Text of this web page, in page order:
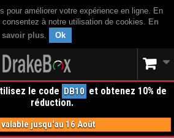
pour améliorer votre expérience en ligne. En
à notre utilisation de cookies. En
savoir plus. Ok
le code DB10 et obtenez 10% de
réduction.
jusqu'au 16 Août